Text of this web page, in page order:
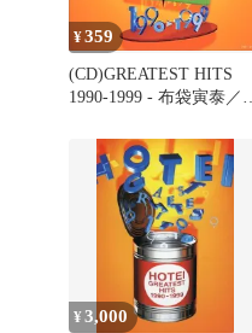
¥359
(CD)GREATEST HITS
1990-1999 - 布袋寅泰／布
¥3,000